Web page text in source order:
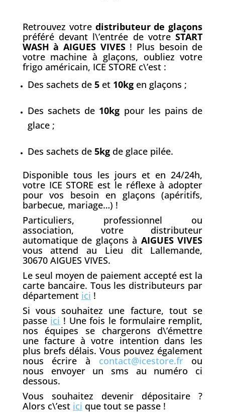
Retrouvez votre distributeur de glaçons
préféré devant l\’entrée de votreSTART
WASH à AIGUES VIVES! Plus besoin de
votre machine à glaçons, oubliez votre
frigo américain, ICE STORE c\’est :
Des sachets de 5et 10kgen glaçons ;
Des sachets de 10kg pour les pains de
glace ;
Des sachets de 5kgde glace pilée.
Disponible tous les jours et en 24/24h,
votre ICE STORE est le réflexe à adopter
pour vos besoin en glaçons (apéritifs,
barbecue, mariage…) !
Particuliers, professionnel ou
association, votre distributeur
automatique de glaçons à AIGUES VIVES
vous attend au Lieu dit Lallemande,
30670 AIGUES VIVES.
Le seul moyen de paiement accepté est la
carte bancaire. Tous les distributeurs par
département ici !
Si vous souhaitez une facture, tout se
passe ici ! Une fois le formulaire remplit,
nos équipes se chargerons d\’émettre
une facture à votre intention dans les
plus brefs délais. Vous pouvez également
nous écrire à contact@icestore.frou
nous envoyer un sms au numéro ci
dessous.
Vous souhaitez devenir dépositaire ?
Alors c\’est ici que tout se passe !